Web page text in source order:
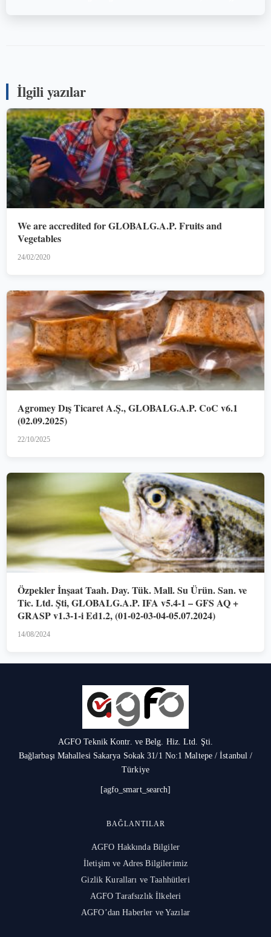
İlgili yazılar
We are accredited for GLOBALG.A.P. Fruits and
Vegetables
24/02/2020
Agromey Dış Ticaret A.Ş., GLOBALG.A.P. CoC v6.1
(02.09.2025)
22/10/2025
Özpekler İnşaat Taah. Day. Tük. Mall. Su Ürün. San. ve
Tic. Ltd. Şti, GLOBALG.A.P. IFA v5.4-1 – GFS AQ +
GRASP v1.3-1-i Ed1.2, (01-02-03-04-05.07.2024)
14/08/2024
AGFO Teknik Kontr. ve Belg. Hiz. Ltd. Şti.
Bağlarbaşı Mahallesi Sakarya Sokak 31/1 No:1 Maltepe / İstanbul /
Türkiye
[agfo_smart_search]
BAĞLANTILAR
AGFO Hakkında Bilgiler
İletişim ve Adres Bilgilerimiz
Gizlik Kuralları ve Taahhütleri
AGFO Tarafsızlık İlkeleri
AGFO’dan Haberler ve Yazılar